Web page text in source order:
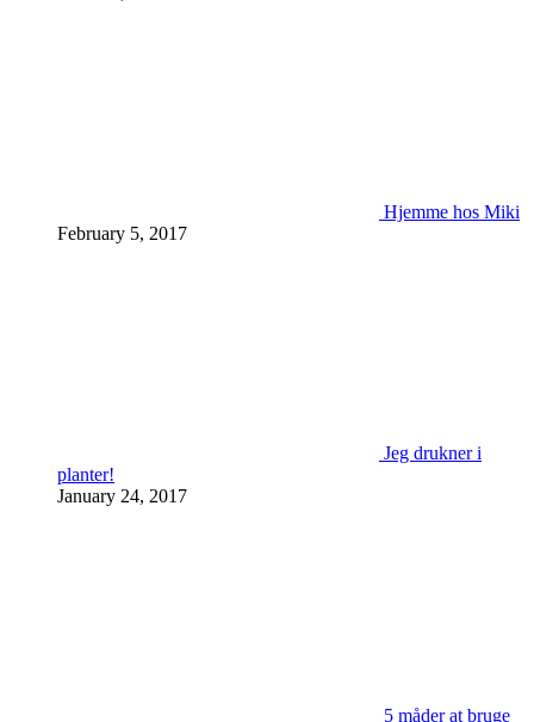
Hjemme hos Miki
February 5, 2017
Jeg drukner i
planter!
January 24, 2017
5 måder at bruge